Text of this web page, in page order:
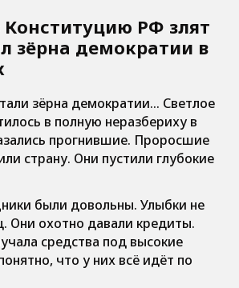
РФ злят
зёрна демократии в
зёрна демократии… Светлое
в полную неразбериху в
прогнившие. Проросшие
страну. Они пустили глубокие
были довольны. Улыбки не
Они охотно давали кредиты.
средства под высокие
что у них всё идёт по